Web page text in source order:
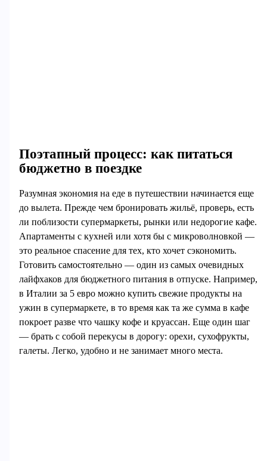
Поэтапный процесс: как питаться
бюджетно в поездке
Разумная экономия на еде в путешествии начинается еще
до вылета. Прежде чем бронировать жильё, проверь, есть
ли поблизости супермаркеты, рынки или недорогие кафе.
Апартаменты с кухней или хотя бы с микроволновкой —
это реальное спасение для тех, кто хочет сэкономить.
Готовить самостоятельно — один из самых очевидных
лайфхаков для бюджетного питания в отпуске. Например,
в Италии за 5 евро можно купить свежие продукты на
ужин в супермаркете, в то время как та же сумма в кафе
покроет разве что чашку кофе и круассан. Еще один шаг
— брать с собой перекусы в дорогу: орехи, сухофрукты,
галеты. Легко, удобно и не занимает много места.